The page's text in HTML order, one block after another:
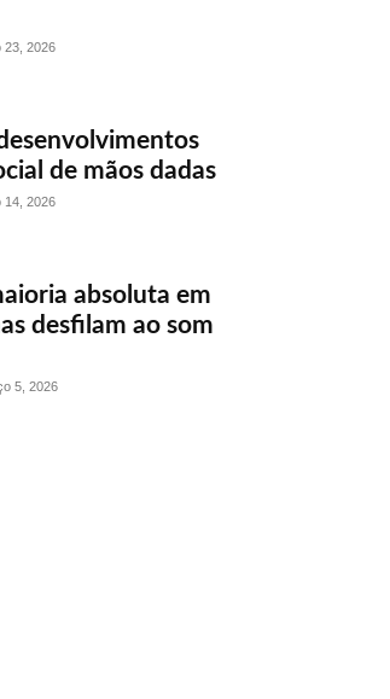
23, 2026
de mãos dadas
14, 2026
absoluta em
desfilam ao som
5, 2026